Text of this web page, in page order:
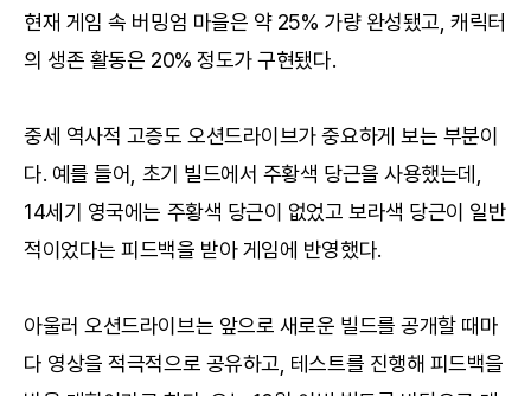
현재 게임 속 버밍엄 마을은 약 25% 가량 완성됐고, 캐릭터
의 생존 활동은 20% 정도가 구현됐다.
중세 역사적 고증도 오션드라이브가 중요하게 보는 부분이
다. 예를 들어, 초기 빌드에서 주황색 당근을 사용했는데,
14세기 영국에는 주황색 당근이 없었고 보라색 당근이 일반
적이었다는 피드백을 받아 게임에 반영했다.
아울러 오션드라이브는 앞으로 새로운 빌드를 공개할 때마
다 영상을 적극적으로 공유하고, 테스트를 진행해 피드백을